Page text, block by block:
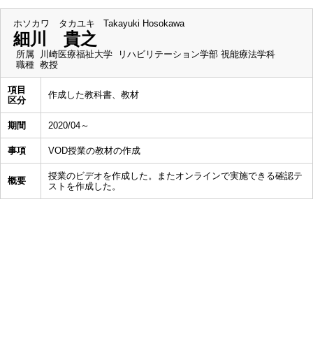
ホソカワ タカユキ Takayuki Hosokawa
細川 貴之
所属
川崎医療福祉大学 リハビリテーション学部 視能療法学科
職種 教授
項目
区分
作成した教科書、教材
期間 2020/04～
事項 VOD授業の教材の作成
概要
授業のビデオを作成した。またオンラインで実施できる確認テ
ストを作成した。